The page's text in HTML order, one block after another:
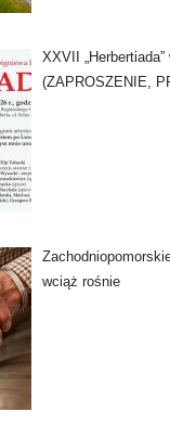
XXVII „Herbertiada”
(ZAPROSZENIE,
wciąż rośnie